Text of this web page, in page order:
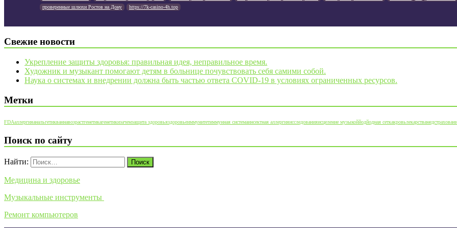
проверенные шлюхи Ростов на Дону
https://7k-casino-4h.top
Свежие новости
Укрепление защиты здоровья: правильная идея, неправильное время.
Художник и музыкант помогают детям в больнице почувствовать себя самими собой.
Наука о системах и внедрении должна быть частью ответа COVID-19 в условиях ограниченных ресурсов.
Метки
FDAаллергияанальгетикваннавозрастгенетикагенетикизачемзащита здоровьяздоровьеиммунитетиммунная системаинсектная аллергияисследованияисцеление музыкоййодйодная сеткакровьлекарства
Поиск по сайту
Найти:
Медицина и здоровье
Музыкальные инструменты
Ремонт компьютеров